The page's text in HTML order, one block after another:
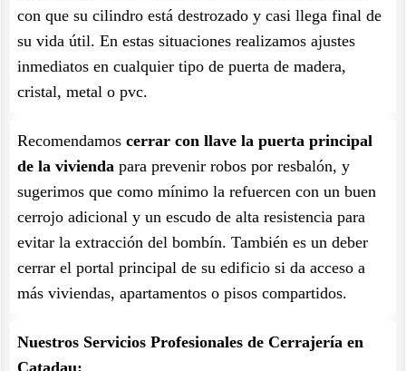
con que su cilindro está destrozado y casi llega final de
su vida útil. En estas situaciones realizamos ajustes
inmediatos en cualquier tipo de puerta de madera,
cristal, metal o pvc.
Recomendamos cerrar con llave la puerta principal
de la vivienda para prevenir robos por resbalón, y
sugerimos que como mínimo la refuercen con un buen
cerrojo adicional y un escudo de alta resistencia para
evitar la extracción del bombín. También es un deber
cerrar el portal principal de su edificio si da acceso a
más viviendas, apartamentos o pisos compartidos.
Nuestros Servicios Profesionales de Cerrajería en
Catadau: